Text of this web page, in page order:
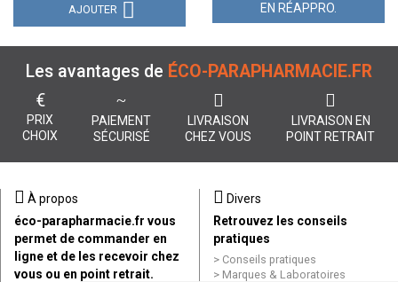
AJOUTER EN RÉAPPRO.
Les avantages de ÉCO-PARAPHARMACIE.FR
€
PRIX
CHOIX
PAIEMENT
SÉCURISÉ
LIVRAISON
CHEZ VOUS
LIVRAISON EN
POINT RETRAIT
À propos
éco-parapharmacie.fr vous
permet de commander en
ligne et de les recevoir chez
vous ou en point retrait.
Divers
Retrouvez les conseils
pratiques
Conseils pratiques
Marques & Laboratoires